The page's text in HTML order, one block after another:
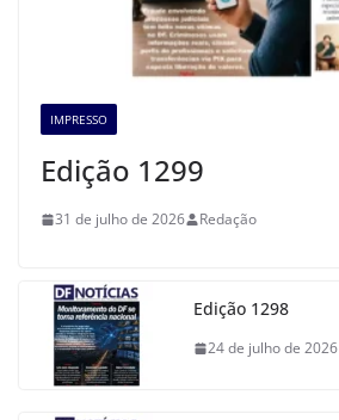
IMPRESSO
Edição 1299
31 de julho de 2026 Redação
Edição 1298
24 de julho de 2026